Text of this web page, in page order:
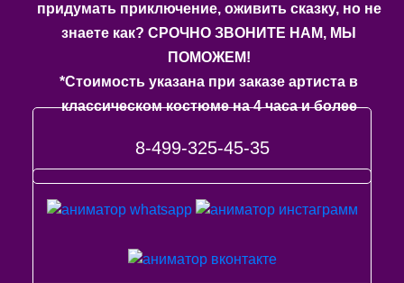
придумать приключение, оживить сказку, но не
знаете как? СРОЧНО ЗВОНИТЕ НАМ, МЫ
ПОМОЖЕМ!
*Стоимость указана при заказе артиста в
классическом костюме на 4 часа и более
8-499-325-45-35